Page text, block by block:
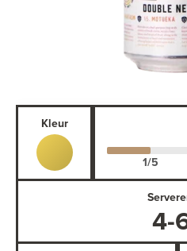
Kleur
4-